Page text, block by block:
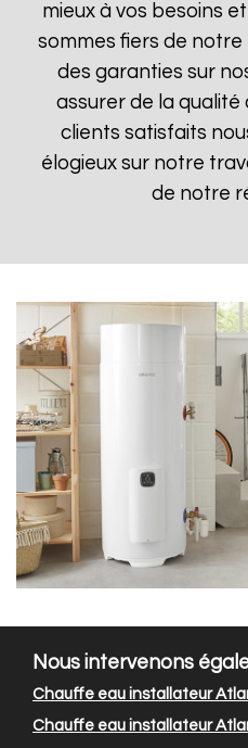
mieux à vos besoins
sommes fiers de
des garanties sur
assurer de la qualité
clients satisfaits
élogieux sur notre
de notre
Nous intervenons
Chauffe eau installateur
Chauffe eau installateur